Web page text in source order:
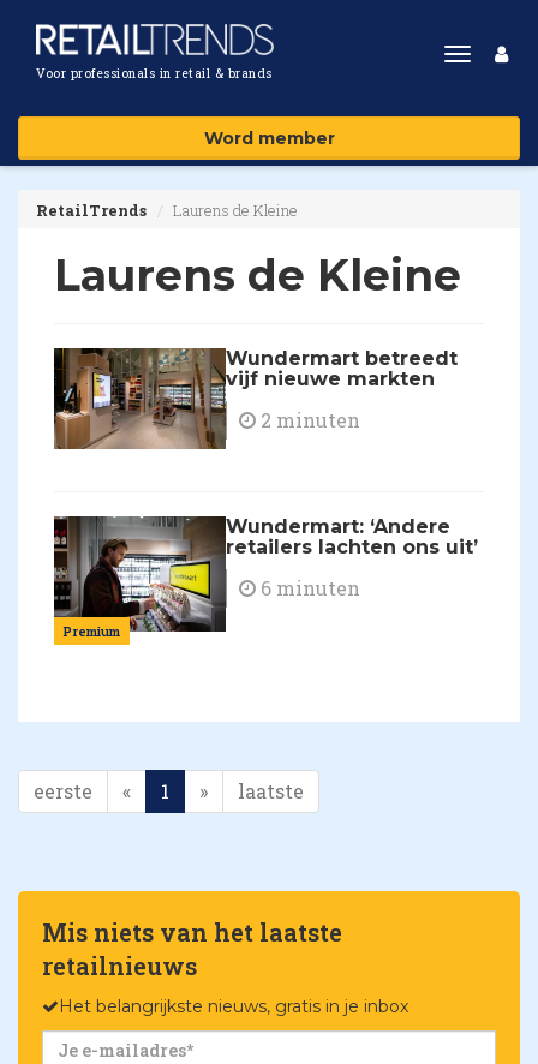
Voor professionals in retail & brands
Toggle
Word member
RetailTrends Laurens de Kleine
Laurens de Kleine
Wundermart betreedt
vijf nieuwe markten
2 minuten
Premium
Wundermart: ‘Andere
retailers lachten ons uit’
6 minuten
eerste « 1 » laatste
Mis niets van het laatste
retailnieuws
Het belangrijkste nieuws, gratis in je inbox